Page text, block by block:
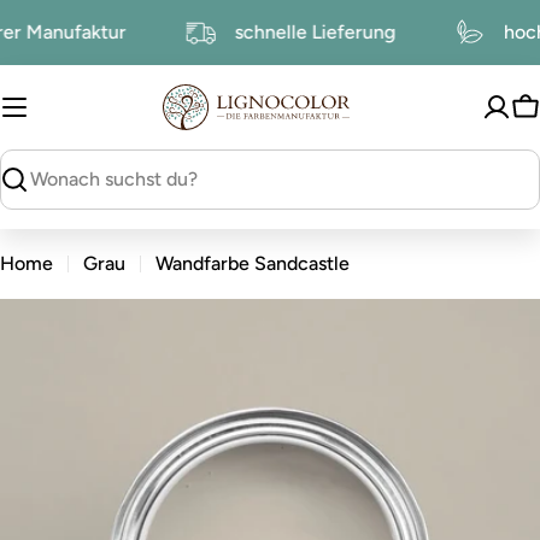
Inhalt
Manufaktur schnelle Lieferung
suchen
Home Grau Wandfarbe Sandcastle